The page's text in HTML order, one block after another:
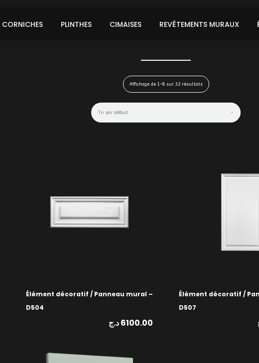
CORNICHES PLINTHES CIMAISES REVÊTEMENTS MURAUX
Affichage de 1–8 sur 32 résultats
Élément décoratif / Panneau mural –
D504
6100.00د.ج
Élément décoratif /
D507